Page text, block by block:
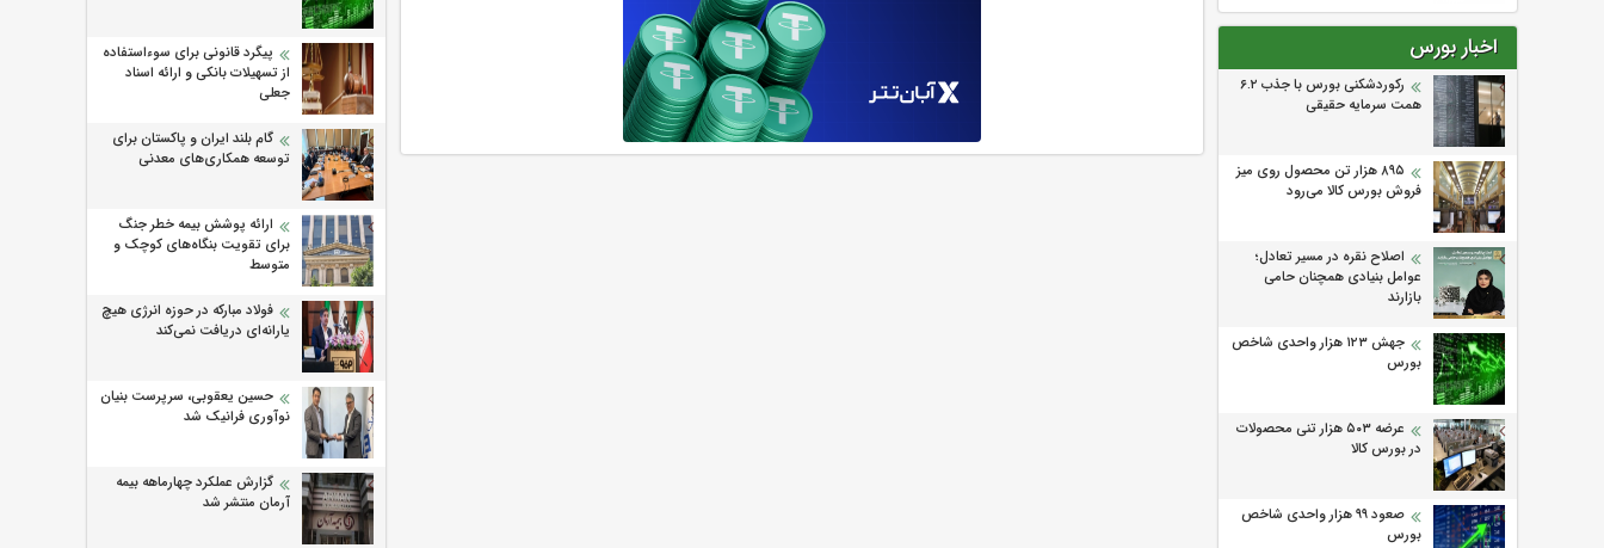
اخبار بورس
رکوردشکنی بورس با جذب ۶.۲
همت سرمایه حقیقی
۸۹۵ هزار تن محصول روی میز
فروش بورس کالا می‌‌رود
اصلاح نقره در مسیر تعادل؛
عوامل بنیادی همچنان حامی
بازارند
جهش ۱۲۳ هزار واحدی شاخص
بورس
عرضه ۵۰۳ هزار تنی محصولات
در بورس کالا
صعود ۹۹ هزار واحدی شاخص
بورس
پیگرد قانونی برای سوءاستفاده
از تسهیلات بانکی و ارائه اسناد
جعلی
گام بلند ایران و پاکستان برای
توسعه همکاری‌های معدنی
ارائه پوشش بیمه خطر جنگ
برای تقویت بنگاه‌های کوچک و
متوسط
فولاد مبارکه در حوزه انرژی هیچ
یارانه‌ای دریافت نمی‌کند
حسین یعقوبی، سرپرست بنیان
نوآوری فرانیک شد
گزارش عملکرد چهارماهه بیمه
آرمان منتشر شد